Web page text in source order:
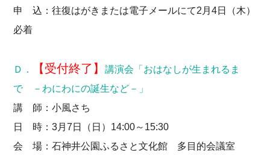
申 込：往復はがきまたは電子メールにて2月4日（木）
必着
Ｄ． 【受付終了】講演会「おはなしが生まれるま
で －わにわにの誕生など－」
講 師：小風さち
日 時：3月7日（日）14:00～15:30
会 場：石神井公園ふるさと文化館 多目的会議室